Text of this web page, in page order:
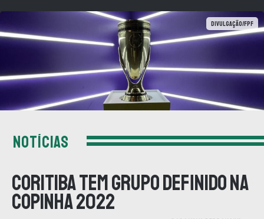
Divulgação/FPF
NOTÍCIAS
Coritiba tem grupo definido na
Copinha 2022